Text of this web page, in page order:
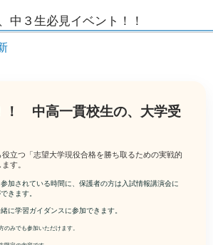
中３生必見イベント！！
！ 中高一貫校生の、大学受
立つ「志望大学現役合格を勝ち取るための実戦的
す。
加されている時間に、保護者の方は入試情報講演会に
きます。
に学習ガイダンスに参加できます。
みでも参加いただけます。